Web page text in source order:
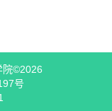
院©2026
号